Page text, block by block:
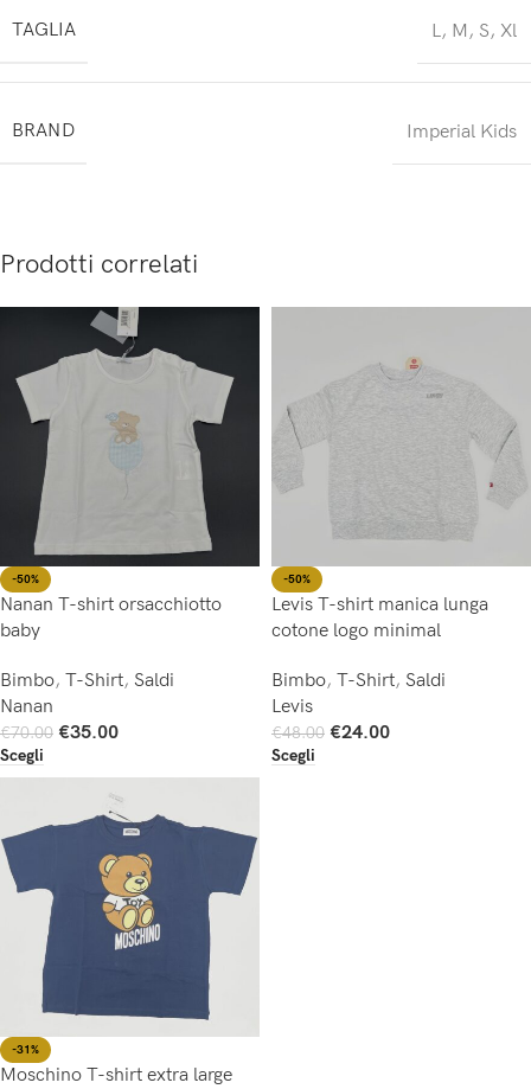
TAGLIA
L, M , S, Xl
BRAND Imperial Kids
Prodotti correlati
-50%
Nanan T-shirt orsacchiotto
baby
Bimbo, T-Shirt, Saldi
Nanan
€70.00 €35.00
Scegli
-50%
Levis T-shirt manica lunga
cotone logo minimal
Bimbo, T-Shirt, Saldi
Levis
€48.00 €24.00
Scegli
-31%
Moschino T-shirt extra large